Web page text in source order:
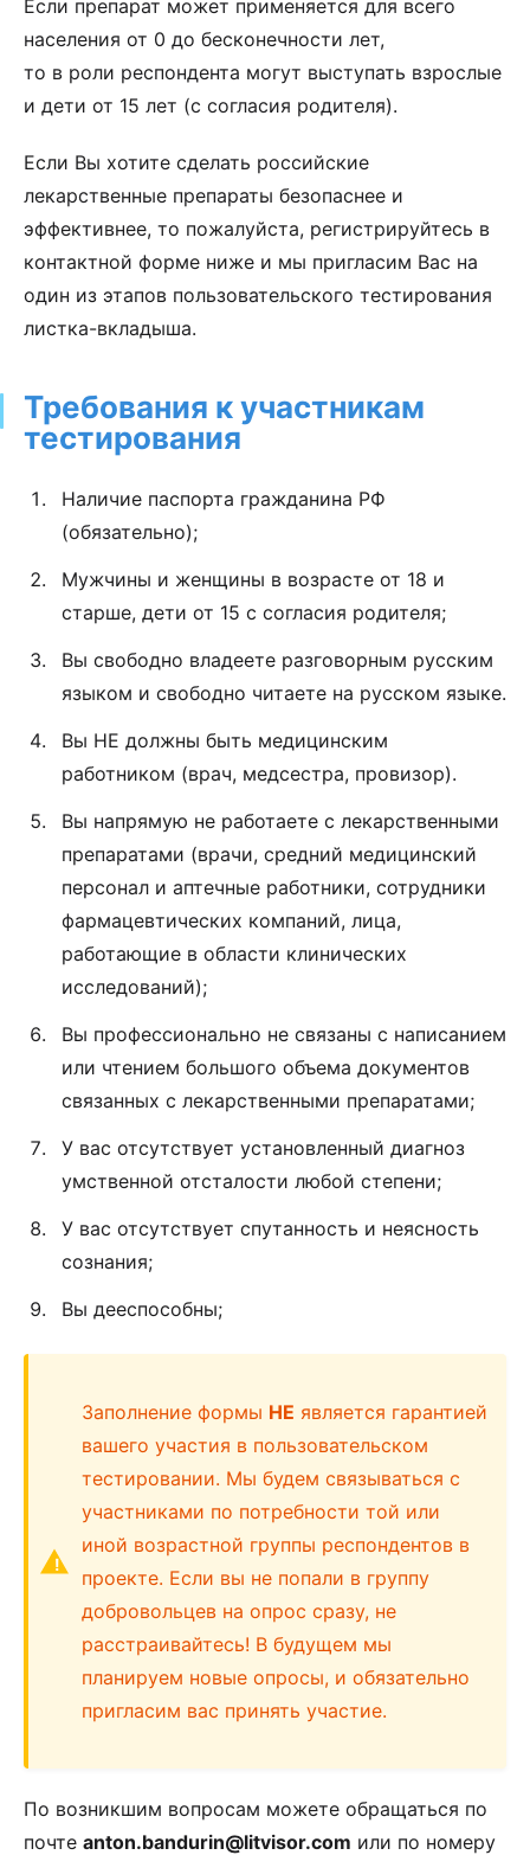
Если препарат может применяется для всего
населения от 0 до бесконечности лет,
то в роли респондента могут выступать взрослые
и дети от 15 лет (с согласия родителя).
Если Вы хотите сделать российские
лекарственные препараты безопаснее и
эффективнее, то пожалуйста, регистрируйтесь в
контактной форме ниже и мы пригласим Вас на
один из этапов пользовательского тестирования
листка-вкладыша.
Требования к участникам
тестирования
Наличие паспорта гражданина РФ
(обязательно);
Мужчины и женщины в возрасте от 18 и
старше, дети от 15 с согласия родителя;
Вы свободно владеете разговорным русским
языком и свободно читаете на русском языке.
Вы НЕ должны быть медицинским
работником (врач, медсестра, провизор).
Вы напрямую не работаете с лекарственными
препаратами (врачи, средний медицинский
персонал и аптечные работники, сотрудники
фармацевтических компаний, лица,
работающие в области клинических
исследований);
Вы профессионально не связаны с написанием
или чтением большого объема документов
связанных с лекарственными препаратами;
У вас отсутствует установленный диагноз
умственной отсталости любой степени;
У вас отсутствует спутанность и неясность
сознания;
Вы дееспособны;
!
Заполнение формы НЕ является гарантией
вашего участия в пользовательском
тестировании. Мы будем связываться с
участниками по потребности той или
иной возрастной группы респондентов в
проекте. Если вы не попали в группу
добровольцев на опрос сразу, не
расстраивайтесь! В будущем мы
планируем новые опросы, и обязательно
пригласим вас принять участие.
По возникшим вопросам можете обращаться по
почте anton.bandurin@litvisor.com или по номеру